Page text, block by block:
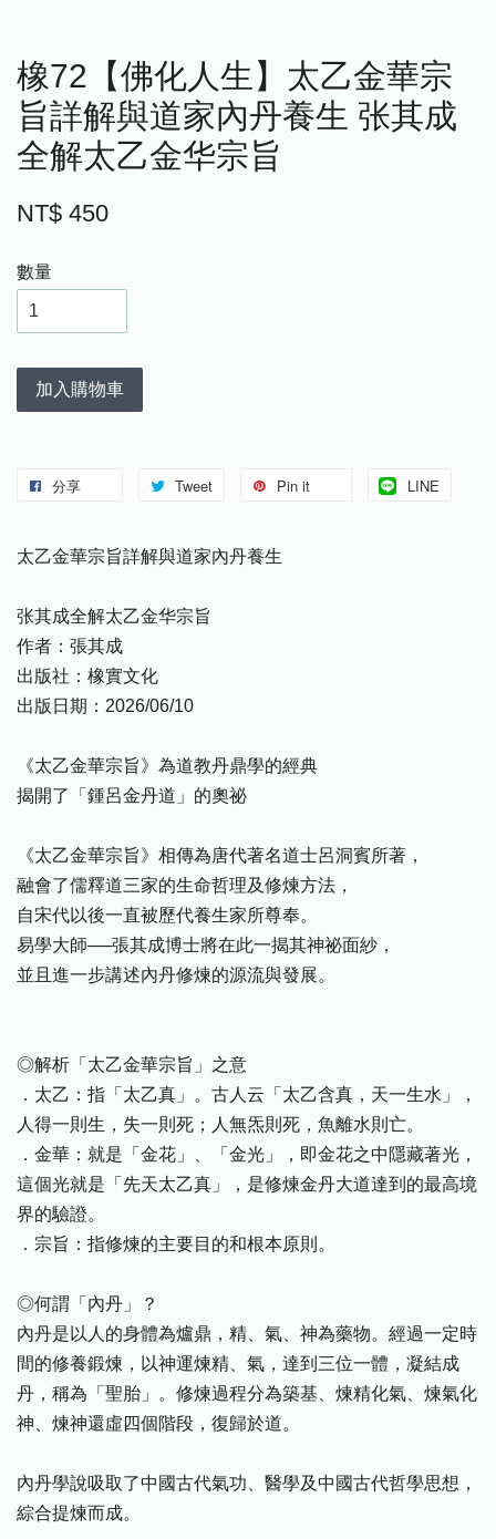
橡72【佛化人生】太乙金華宗
旨詳解與道家內丹養生 张其成
全解太乙金华宗旨
NT$ 450
數量
加入購物車
分享 Tweet Pin it LINE
太乙金華宗旨詳解與道家內丹養生
张其成全解太乙金华宗旨
作者：張其成
出版社：橡實文化
出版日期：2026/06/10
《太乙金華宗旨》為道教丹鼎學的經典
揭開了「鍾呂金丹道」的奧祕
《太乙金華宗旨》相傳為唐代著名道士呂洞賓所著，
融會了儒釋道三家的生命哲理及修煉方法，
自宋代以後一直被歷代養生家所尊奉。
易學大師──張其成博士將在此一揭其神祕面紗，
並且進一步講述內丹修煉的源流與發展。
◎解析「太乙金華宗旨」之意
．太乙：指「太乙真」。古人云「太乙含真，天一生水」，
人得一則生，失一則死；人無炁則死，魚離水則亡。
．金華：就是「金花」、「金光」，即金花之中隱藏著光，
這個光就是「先天太乙真」，是修煉金丹大道達到的最高境
界的驗證。
．宗旨：指修煉的主要目的和根本原則。
◎何謂「內丹」？
內丹是以人的身體為爐鼎，精、氣、神為藥物。經過一定時
間的修養鍛煉，以神運煉精、氣，達到三位一體，凝結成
丹，稱為「聖胎」。修煉過程分為築基、煉精化氣、煉氣化
神、煉神還虛四個階段，復歸於道。
內丹學說吸取了中國古代氣功、醫學及中國古代哲學思想，
綜合提煉而成。